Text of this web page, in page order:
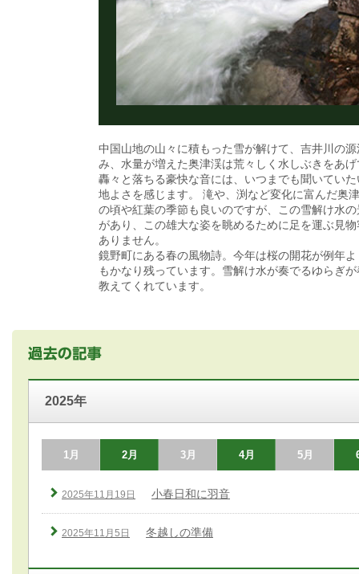
中国山地の山々に積もった雪が解けて、吉井川の
み、水量が増えた奥津渓は荒々しく水しぶきをあ
轟々と落ちる豪快な音には、いつまでも聞いてい
地よさを感じます。 滝や、渕など変化に富んだ奥津渓は、新緑
の頃や紅葉の季節も良いのですが、この雪解け水
があり、この雄大な姿を眺めるために足を運ぶ見
ありません。
鏡野町にある春の風物詩。今年は桜の開花が例年
もかなり残っています。雪解け水が奏でるゆらぎ
教えてくれています。
2025年
1月 2月 3月 4月 5月
2025年11月19日 小春日和に羽音
2025年11月5日 冬越しの準備